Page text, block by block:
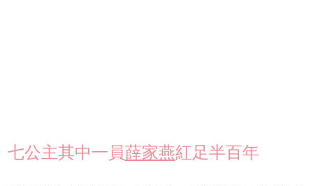
七公主其中一員薛家燕紅足半百年